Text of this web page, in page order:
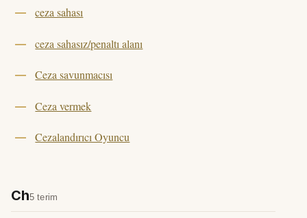
ceza sahası
ceza sahasız/penaltı alanı
Ceza savunmacısı
Ceza vermek
Cezalandırıcı Oyuncu
Ch5 terim